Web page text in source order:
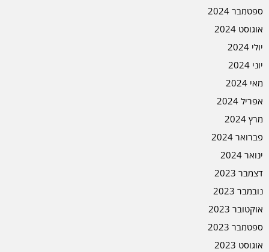
ספטמבר 2024
אוגוסט 2024
יולי 2024
יוני 2024
מאי 2024
אפריל 2024
מרץ 2024
פברואר 2024
ינואר 2024
דצמבר 2023
נובמבר 2023
אוקטובר 2023
ספטמבר 2023
אוגוסט 2023